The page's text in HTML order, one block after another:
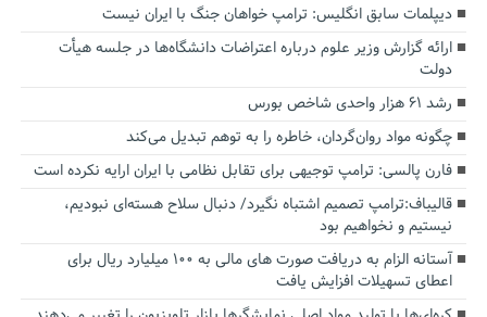
دیپلمات سابق انگلیس:‌ ترامپ خواهان جنگ با ایران نیست
ارائه گزارش وزیر علوم درباره اعتراضات دانشگاه‌ها در جلسه هیأت
دولت
رشد ۶۱ هزار واحدی شاخص بورس
چگونه مواد روان‌گردان، خاطره را به توهم تبدیل می‌کند
فارن پالسی: ترامپ توجیهی برای تقابل نظامی با ایران ارایه نکرده است
قالیباف:ترامپ تصمیم اشتباه نگیرد/ دنبال سلاح هسته‌ای نبودیم،
نیستیم و نخواهیم بود
آستانه الزام به دریافت صورت های مالی به ۱۰۰ میلیارد ریال برای
اعطای تسهیلات افزایش یافت